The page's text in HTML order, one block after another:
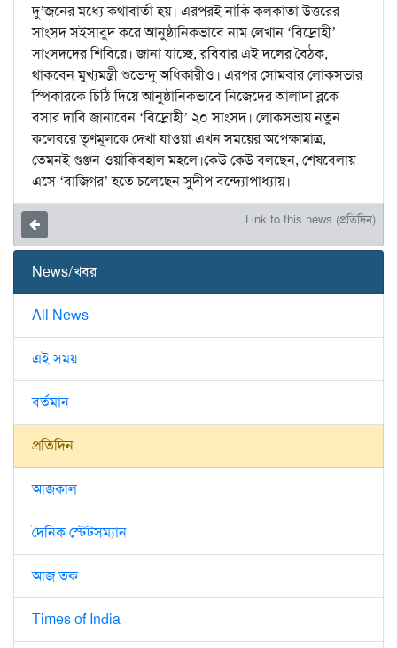
দু’জনের মধ্যে কথাবার্তা হয়। এরপরই নাকি কলকাতা উত্তরের
সাংসদ সইসাবুদ করে আনুষ্ঠানিকভাবে নাম লেখান ‘বিদ্রোহী’
সাংসদদের শিবিরে। জানা যাচ্ছে, রবিবার এই দলের বৈঠক,
থাকবেন মুখ্যমন্ত্রী শুভেন্দু অধিকারীও। এরপর সোমবার লোকসভার
স্পিকারকে চিঠি দিয়ে আনুষ্ঠানিকভাবে নিজেদের আলাদা ব্লকে
বসার দাবি জানাবেন ‘বিদ্রোহী’ ২০ সাংসদ। লোকসভায় নতুন
কলেবরে তৃণমূলকে দেখা যাওয়া এখন সময়ের অপেক্ষামাত্র,
তেমনই গুঞ্জন ওয়াকিবহাল মহলে।কেউ কেউ বলছেন, শেষবেলায়
এসে ‘বাজিগর’ হতে চলেছেন সুদীপ বন্দ্যোপাধ্যায়।
Link to this news (প্রতিদিন)
News/খবর
All News
এই সময়
বর্তমান
প্রতিদিন
আজকাল
দৈনিক স্টেটসম্যান
আজ তক
Times of India